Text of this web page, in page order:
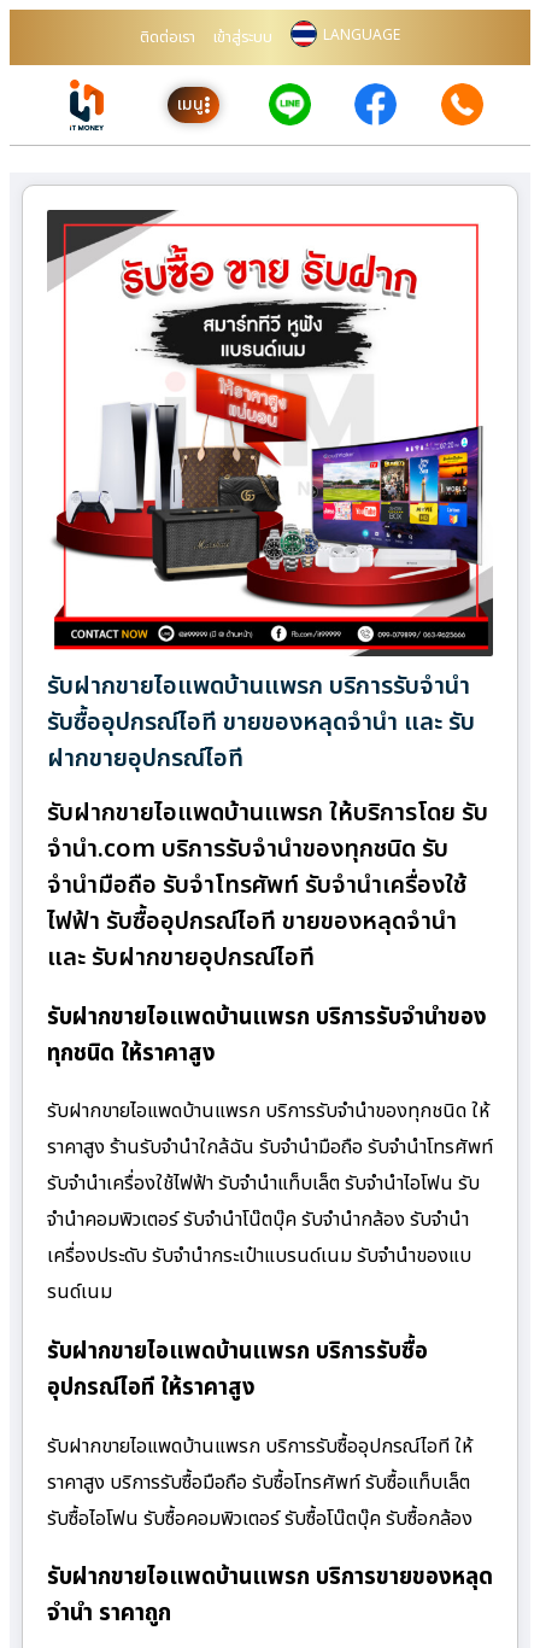
ติดต่อเรา เข้าสู่ระบบ LANGUAGE
เมนู
รับฝากขายไอแพดบ้านแพรก บริการรับจำนำ
รับซื้ออุปกรณ์ไอที ขายของหลุดจำนำ และ รับ
ฝากขายอุปกรณ์ไอที
รับฝากขายไอแพดบ้านแพรก ให้บริการโดย รับ
จํานํา.com บริการรับจำนำของทุกชนิด รับ
จำนำมือถือ รับจำโทรศัพท์ รับจำนำเครื่องใช้
ไฟฟ้า รับซื้ออุปกรณ์ไอที ขายของหลุดจำนำ
และ รับฝากขายอุปกรณ์ไอที
รับฝากขายไอแพดบ้านแพรก บริการรับจำนำของ
ทุกชนิด ให้ราคาสูง
รับฝากขายไอแพดบ้านแพรก บริการรับจำนำของทุกชนิด ให้
ราคาสูง ร้านรับจํานําใกล้ฉัน รับจำนำมือถือ รับจำนำโทรศัพท์
รับจำนำเครื่องใช้ไฟฟ้า รับจำนำแท็บเล็ต รับจำนำไอโฟน รับ
จำนำคอมพิวเตอร์ รับจำนำโน๊ตบุ๊ค รับจำนำกล้อง รับจำนำ
เครื่องประดับ รับจำนำกระเป๋าแบรนด์เนม รับจำนำของแบ
รนด์เนม
รับฝากขายไอแพดบ้านแพรก บริการรับซื้อ
อุปกรณ์ไอที ให้ราคาสูง
รับฝากขายไอแพดบ้านแพรก บริการรับซื้ออุปกรณ์ไอที ให้
ราคาสูง บริการรับซื้อมือถือ รับซื้อโทรศัพท์ รับซื้อแท็บเล็ต
รับซื้อไอโฟน รับซื้อคอมพิวเตอร์ รับซื้อโน๊ตบุ๊ค รับซื้อกล้อง
รับฝากขายไอแพดบ้านแพรก บริการขายของหลุด
จำนำ ราคาถูก